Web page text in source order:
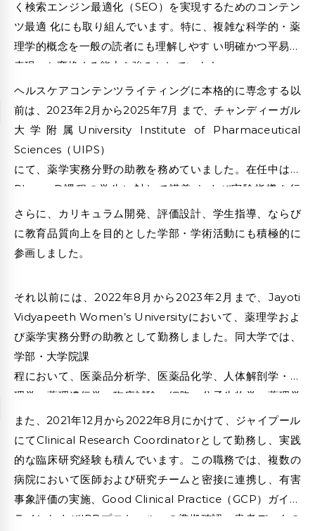
く検索エンジン最適化（SEO）を実現するためのコンテン
ツ最適 化にも取り組んでいます。特に、複雑な科学的・薬
理学的概念を一般の読者にも理解しやす い明確かつ平易な
表現へと変換する能力を強みとしています。
博士の現在の専門的業務は、これまでの学術・臨床経験を
幅広く活かしたものであり、その 経験によって、深い専門
性と実践的視点を兼ね備えたヘルスケアコンテンツの提供
を可能に しています。エビデンスに基づく医療と一般向け
コミュニケーションとの橋渡しを行う能力 は、患者教育、
医薬品に関する啓発活動、デジタルヘルス分野において特
ヘルスケアコンテンツライティングに本格的に専念する以
前は、2023年2月から2025年7月 まで、チャンディーガル
大学附属University Institute of Pharmaceutical
Sciences（UIPS）
にて、薬学実務分野の助教を務めていました。在任中は、
Pharm.D課程の学生に対して講義 および実験指導を行
い、薬物治療学、病院薬学、臨床毒性学、臨床研究に関す
る理解向上に
貢献しました。また、大学内のDrug Information
監督にも従事しました。
さらに、カリキュラム開発、評価設計、学生指導、ならび
に教育品質向上を目的とした学部・学術活動にも積極的に
参画しました。
それ以前には、2022年8月から2023年2月まで、Jayoti
Vidyapeeth Women’s Universityにおいて、薬理学およ
び薬学実務分野の助教として勤務しました。同大学では、
学部・大学院課
程において、医薬品分析学、医薬品化学、人体解剖学・生
理学、薬理遺伝学、臨床試験、細胞・分子生物学、薬理学
実習など幅広い科目を担当しました。このような学際的な
教育経験を通じて、複雑な生物医学的概念を体系的かつ学
習者中心の視点で説明する能力をさらに高めており、その
アプローチは現在のライティング業務にも活かされていま
す。
また、2021年12月から2022年8月にかけて、ジャイプール
にてClinical Research Coordinatorとして勤務し、実践
的な臨床研究経験も積んでいます。この職務では、複数の
病院において医師および研究チームと密接に連携し、有害
事象評価の実施、Good Clinical Practice（GCP）ガイド
ラインおよびIRBプロトコルへの準拠確認、患者データの